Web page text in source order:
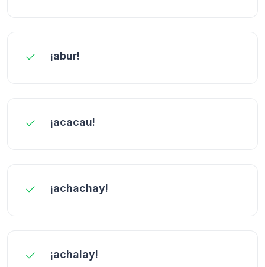
¡abur!
¡acacau!
¡achachay!
¡achalay!